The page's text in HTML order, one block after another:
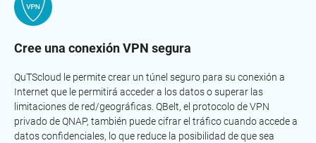
Cree una conexión VPN segura
QuTScloud le permite crear un túnel seguro para su conexión a
Internet que le permitirá acceder a los datos o superar las
limitaciones de red/geográficas. QBelt, el protocolo de VPN
privado de QNAP, también puede cifrar el tráfico cuando accede a
datos confidenciales, lo que reduce la posibilidad de que sea